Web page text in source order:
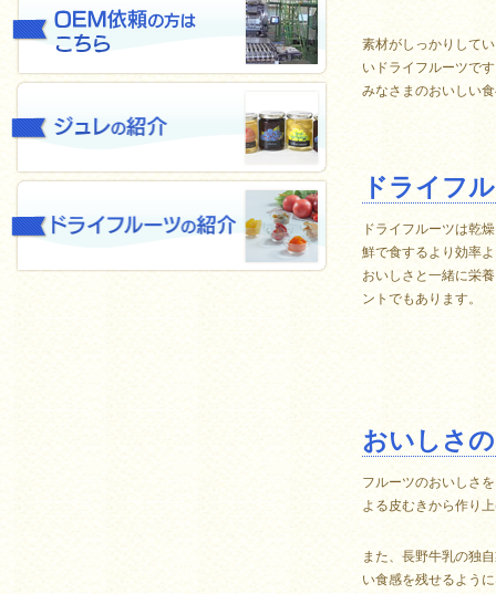
素材がしっかりして
いドライフルーツで
みなさまのおいしい
ドライフ
ドライフルーツは乾
鮮で食するより効率
おいしさと一緒に栄
ントでもあります。
おいしさ
フルーツのおいしさ
よる皮むきから作り
また、長野牛乳の独
い食感を残せるよう